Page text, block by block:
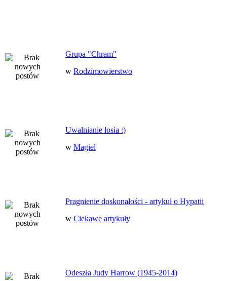
Grupa "Chram"
w Rodzimowierstwo
Uwalnianie łosia :)
w Magiel
Pragnienie doskonałości - artykuł o Hypatii
w Ciekawe artykuły
Odeszła Judy Harrow (1945-2014)